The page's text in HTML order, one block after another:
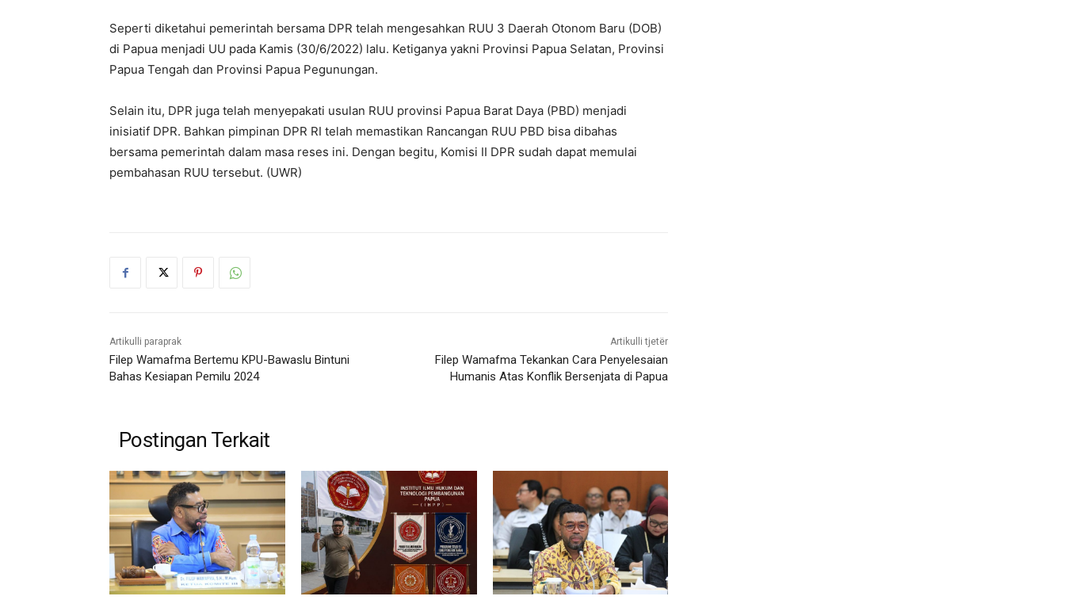
Seperti diketahui pemerintah bersama DPR telah mengesahkan RUU 3 Daerah Otonom Baru (DOB)
di Papua menjadi UU pada Kamis (30/6/2022) lalu. Ketiganya yakni Provinsi Papua Selatan, Provinsi
Papua Tengah dan Provinsi Papua Pegunungan.
Selain itu, DPR juga telah menyepakati usulan RUU provinsi Papua Barat Daya (PBD) menjadi
inisiatif DPR. Bahkan pimpinan DPR RI telah memastikan Rancangan RUU PBD bisa dibahas
bersama pemerintah dalam masa reses ini. Dengan begitu, Komisi II DPR sudah dapat memulai
pembahasan RUU tersebut. (UWR)
Artikulli paraprak
Filep Wamafma Bertemu KPU-Bawaslu Bintuni
Bahas Kesiapan Pemilu 2024
Artikulli tjetër
Filep Wamafma Tekankan Cara Penyelesaian
Humanis Atas Konflik Bersenjata di Papua
Postingan Terkait